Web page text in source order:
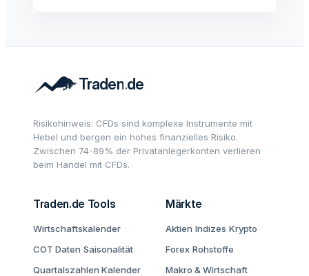
Risikohinweis: CFDs sind komplexe Instrumente mit
Hebel und bergen ein hohes finanzielles Risiko.
Zwischen 74-89% der Privatanlegerkonten verlieren
beim Handel mit CFDs.
Traden.de Tools
Wirtschaftskalender
COT Daten Saisonalität
Quartalszahlen Kalender
Märkte
Aktien Indizes Krypto
Forex Rohstoffe
Makro & Wirtschaft